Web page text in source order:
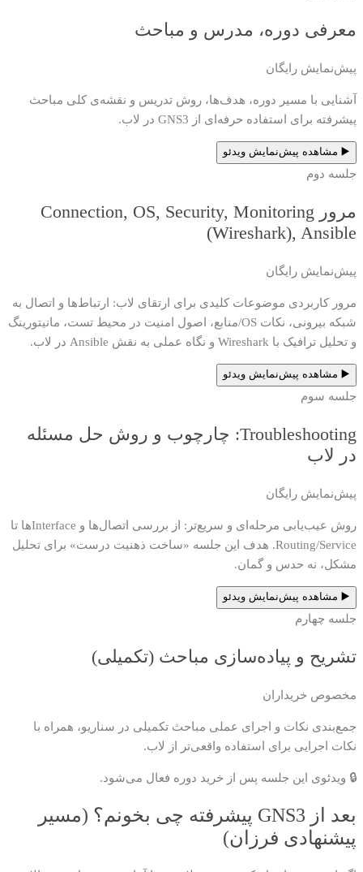
معرفی دوره، مدرس و مباحث
پیش‌نمایش رایگان
آشنایی با مسیر دوره، هدف‌ها، روش تدریس و نقشه‌ی کلی مباحث
پیشرفته برای استفاده حرفه‌ای از GNS3 در لاب.
▶️ مشاهده پیش‌نمایش ویدئو
جلسه دوم
مرور Connection, OS, Security, Monitoring
(Wireshark), Ansible
پیش‌نمایش رایگان
مرور کاربردی موضوعات کلیدی برای ارتقای لاب: ارتباط‌ها و اتصال به
شبکه بیرونی، نکات OS/منابع، اصول امنیت در محیط تست، مانیتورینگ
و تحلیل ترافیک با Wireshark و نگاه عملی به نقش Ansible در لاب.
▶️ مشاهده پیش‌نمایش ویدئو
جلسه سوم
Troubleshooting: چارچوب و روش حل مسئله
در لاب
پیش‌نمایش رایگان
روش عیب‌یابی مرحله‌ای و سریع‌تر: از بررسی اتصال‌ها و Interfaceها تا
Routing/Service. هدف این جلسه «ساخت ذهنیت درست» برای تحلیل
مشکل، نه حدس و گمان.
▶️ مشاهده پیش‌نمایش ویدئو
جلسه چهارم
تشریح و پیاده‌سازی مباحث (تکمیلی)
مخصوص خریداران
جمع‌بندی نکات و اجرای عملی مباحث تکمیلی در سناریو، همراه با
نکات اجرایی برای استفاده واقعی‌تر از لاب.
🔒 ویدئوی این جلسه پس از خرید دوره فعال می‌شود.
بعد از GNS3 پیشرفته چی بخونم؟ (مسیر
پیشنهادی فرزان)